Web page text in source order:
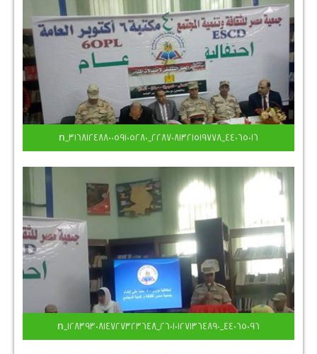
44065016_2287081321519778_3168124880059105280_n
44065096_260101271364890_1283930814727323648_n